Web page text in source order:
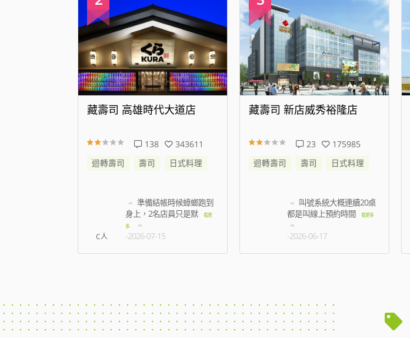
藏壽司 新店威秀裕隆店
23
175985
迴轉壽司
壽司 日式料理
叫號系統大概連續20桌
都是叫線上預約時間
看更多
-2026-06-17
藏壽司 八德興豐路店
15
106358
迴轉壽司
壽司 日式料理
115.2/18日晚上8店45分
我帶小朋
看更多
-2026-02-19